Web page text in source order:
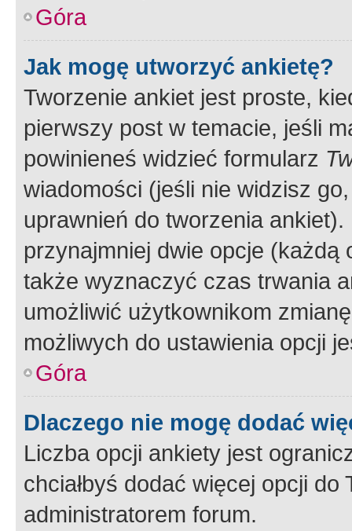
Góra
Jak mogę utworzyć ankietę?
Tworzenie ankiet jest proste,
pierwszy post w temacie, jeśli
powinieneś widzieć formularz
wiadomości (jeśli nie widzisz
uprawnień do tworzenia
przynajmniej dwie opcje
także wyznaczyć czas trwania
umożliwić użytkownikom
możliwych do ustawienia opcji
Góra
Dlaczego nie mogę dodać
Liczba opcji ankiety jest
chciałbyś dodać więcej opcji
administratorem forum.